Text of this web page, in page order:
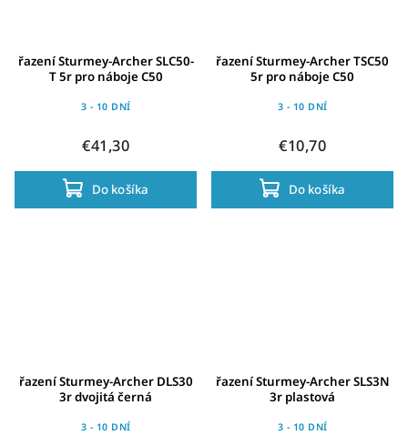
řazení Sturmey-Archer SLC50-
T 5r pro náboje C50
3 - 10 DNÍ
€41,30
Do košíka
řazení Sturmey-Archer TSC50
5r pro náboje C50
3 - 10 DNÍ
€10,70
Do košíka
řazení Sturmey-Archer DLS30
3r dvojitá černá
3 - 10 DNÍ
řazení Sturmey-Archer SLS3N
3r plastová
3 - 10 DNÍ